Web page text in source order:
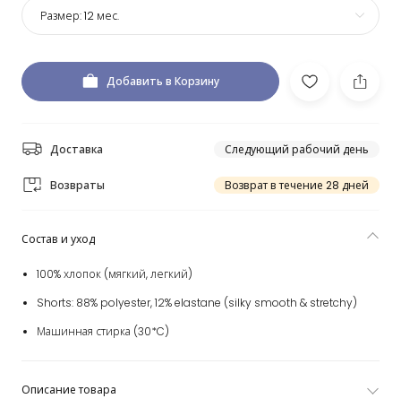
Размер:12 мес.
Добавить в Корзину
Доставка Следующий рабочий день
Возвраты Возврат в течение 28 дней
Состав и уход
100% хлопок (мягкий, легкий)
Shorts: 88% polyester, 12% elastane (silky smooth & stretchy)
Машинная стирка (30*C)
Описание товара